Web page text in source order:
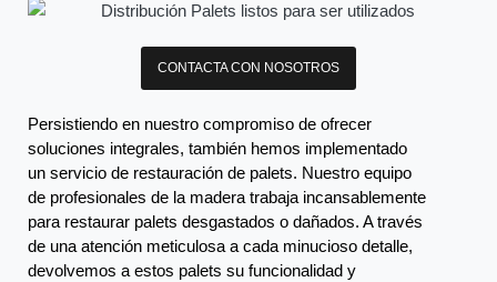
CONTACTA CON NOSOTROS
Persistiendo en nuestro compromiso de ofrecer
soluciones integrales, también hemos implementado
un servicio de restauración de palets. Nuestro equipo
de profesionales de la madera trabaja incansablemente
para restaurar palets desgastados o dañados. A través
de una atención meticulosa a cada minucioso detalle,
devolvemos a estos palets su funcionalidad y